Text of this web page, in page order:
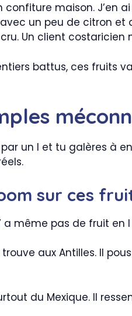
maison. J’en
un peu de citron et
Un client costaricien
battus, ces fruits
un I et tu galères à
sur ces
a même pas de fruit
aux Antilles. Il
du Mexique. Il